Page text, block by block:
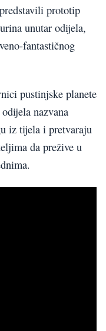
prototip
unutar odijela,
fantastičnog
pustinjske planete
nazvana
iz tijela i pretvaraju
da prežive u